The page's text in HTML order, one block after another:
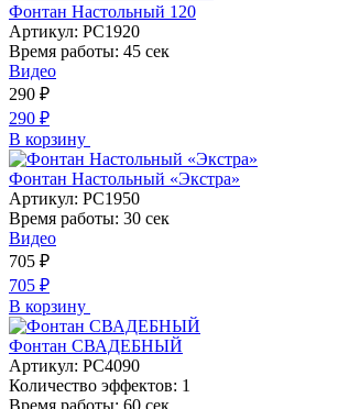
Фонтан Настольный 120
Артикул: РС1920
Время работы: 45 сек
Видео
290 ₽
290 ₽
В корзину
Фонтан Настольный «Экстра»
Артикул: РС1950
Время работы: 30 сек
Видео
705 ₽
705 ₽
В корзину
Фонтан СВАДЕБНЫЙ
Артикул: РС4090
Количество эффектов: 1
Время работы: 60 сек